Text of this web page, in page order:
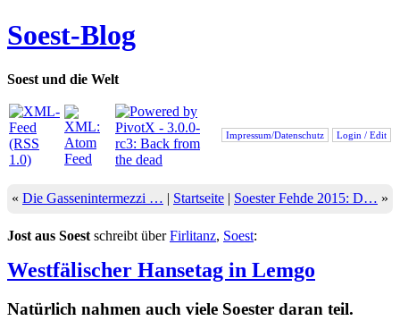
Soest-Blog
Soest und die Welt
Impressum/Datenschutz Login / Edit
« Die Gassenintermezzi … | Startseite | Soester Fehde 2015: D… »
Jost aus Soest schreibt überFirlitanz, Soest:
Westfälischer Hansetag in Lemgo
Natürlich nahmen auch viele Soester daran teil.